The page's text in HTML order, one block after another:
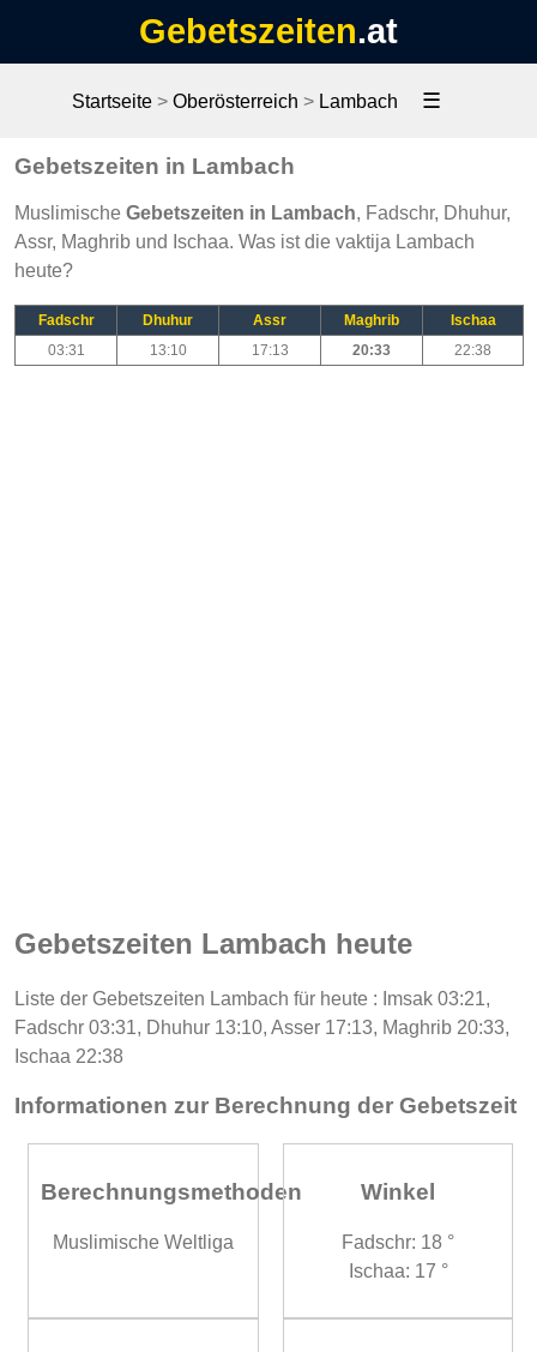
Gebetszeiten.at
Startseite > Oberösterreich > Lambach ☰
Gebetszeiten in Lambach
Muslimische Gebetszeiten in Lambach, Fadschr, Dhuhur,
Assr, Maghrib und Ischaa. Was ist die vaktija Lambach
heute?
Fadschr Dhuhur Assr Maghrib
Ischaa
03:31
13:10 17:13 20:33 22:38
Gebetszeiten Lambach heute
Liste der Gebetszeiten Lambach für heute : Imsak 03:21,
Fadschr 03:31, Dhuhur 13:10, Asser 17:13, Maghrib 20:33,
Ischaa 22:38
Informationen zur Berechnung der Gebetszeit
Berechnungsmethoden
Muslimische Weltliga
Winkel
Fadschr: 18 °
Ischaa: 17 °